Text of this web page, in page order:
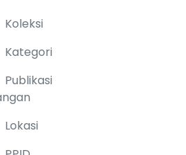
Koleksi
Kategori
Publikasi
Lokasi